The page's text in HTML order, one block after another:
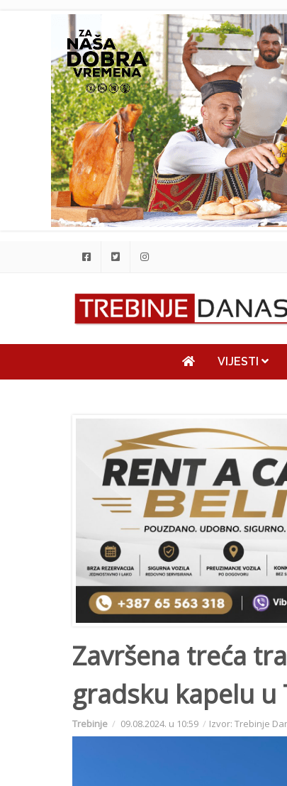
VIJESTI
Završena treća
gradsku kapelu u
Trebinje 09.08.2024. u 10:59 Izvor: Trebinje